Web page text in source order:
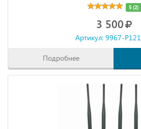
5 (2)
3 500
Артикул: 9967-
Подробнее